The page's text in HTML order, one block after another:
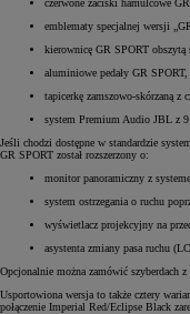
czerwone zaciski hamulcowe
emblematy specjalnej wersji
kierownicę GR SPORT obszytą
aluminiowe pedały GR SPORT,
tapicerkę zamszowo-skórzaną z
system Premium Audio JBL z 9
Jeśli chodzi dostępne w standardzie
GR SPORT został rozszerzony o:
monitor panoramiczny z
system ostrzegania o ruchu
wyświetlacz projekcyjny na
asystenta zmiany pasa ruchu
Opcjonalnie można zamówić szyberdach z
Usportowiona wersja to także cztery
połączenie Imperial Red/Eclipse Black